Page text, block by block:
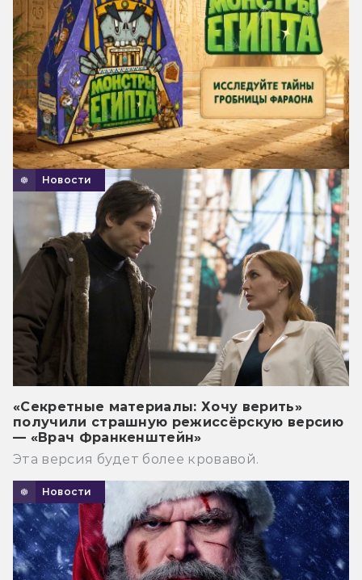
Новости
«Секретные материалы: Хочу верить»
получили страшную режиссёрскую версию
— «Врач Франкенштейн»
Эта версия будет более кровавой.
Новости